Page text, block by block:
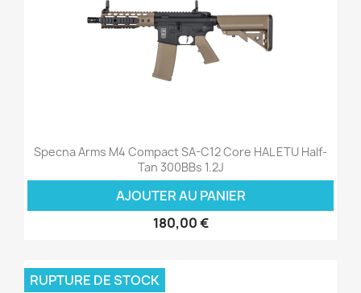
Specna Arms M4 Compact SA-C12 Core HAL ETU Half-
Tan 300BBs 1.2J
AJOUTER AU PANIER
180,00 €
RUPTURE DE STOCK